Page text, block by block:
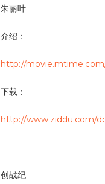
朱丽叶
介绍：
http://
下载：
http://www.ziddu.com/
创战纪